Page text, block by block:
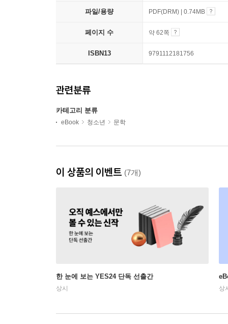
파일/용량 PDF(DRM) | 0.74MB
페이지 수 약 62쪽
ISBN13 9791112181756
관련분류
카테고리 분류
eBook 청소년 문학
이 상품의 이벤트 (7개)
한 눈에 보는 YES24 단독 선출간
상시 상